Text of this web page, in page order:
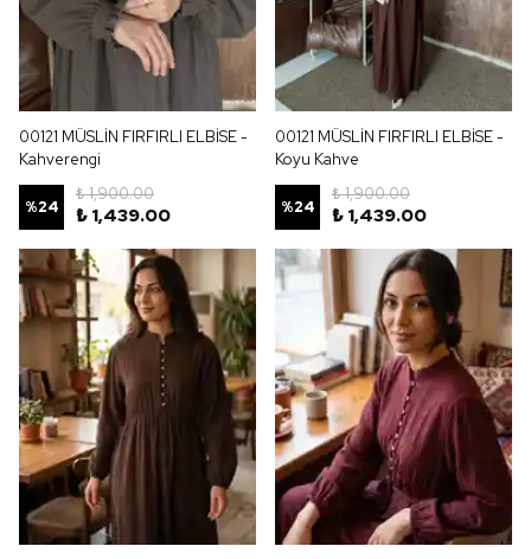
00121 MÜSLİN FIRFIRLI ELBİSE -
Kahverengi
%24
₺ 1,900.00
₺ 1,439.00
00121 MÜSLİN FIRFIRLI ELBİSE -
Koyu Kahve
%24
₺ 1,900.00
₺ 1,439.00